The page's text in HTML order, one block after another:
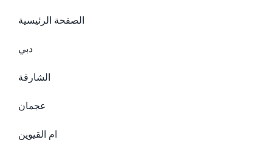
الصفحة الرئيسية
دبي
الشارقة
عجمان
ام القيوين